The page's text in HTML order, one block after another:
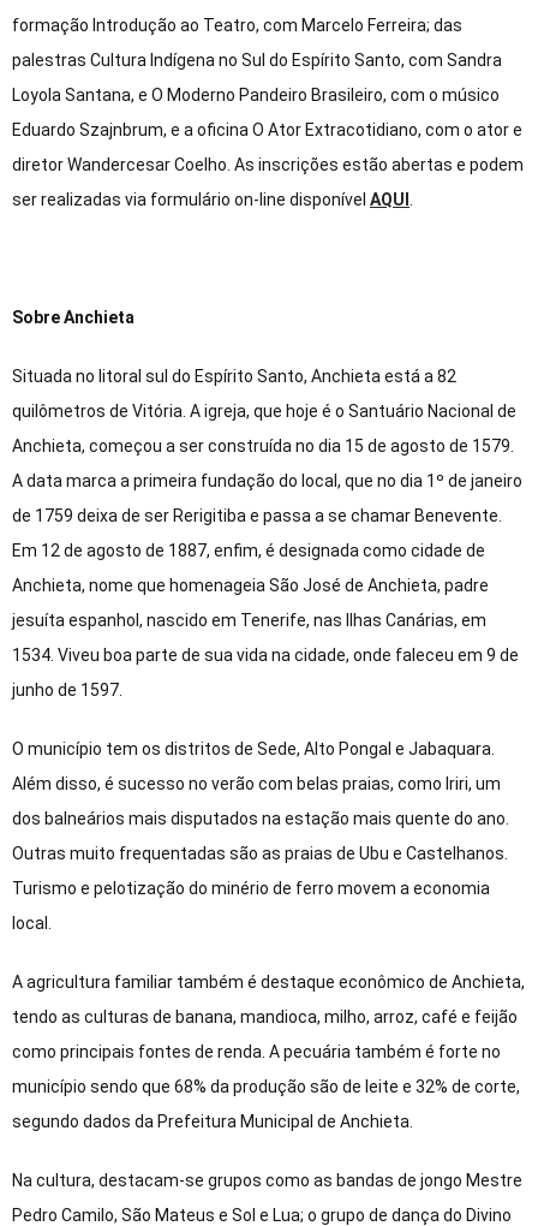
formação Introdução ao Teatro, com Marcelo Ferreira; das
palestras Cultura Indígena no Sul do Espírito Santo, com Sandra
Loyola Santana, e O Moderno Pandeiro Brasileiro, com o músico
Eduardo Szajnbrum, e a oficina O Ator Extracotidiano, com o ator e
diretor Wandercesar Coelho. As inscrições estão abertas e podem
ser realizadas via formulário on-line disponível AQUI
Sobre Anchieta
Situada no litoral sul do Espírito Santo, Anchieta está a 82
quilômetros de Vitória. A igreja, que hoje é o Santuário Nacional de
Anchieta, começou a ser construída no dia 15 de agosto de 1579.
A data marca a primeira fundação do local, que no dia 1º de janeiro
de 1759 deixa de ser Rerigitiba e passa a se chamar Benevente.
Em 12 de agosto de 1887, enfim, é designada como cidade de
Anchieta, nome que homenageia São José de Anchieta, padre
jesuíta espanhol, nascido em Tenerife, nas Ilhas Canárias, em
1534. Viveu boa parte de sua vida na cidade, onde faleceu em 9 de
junho de 1597.
O município tem os distritos de Sede, Alto Pongal e Jabaquara.
Além disso, é sucesso no verão com belas praias, como Iriri, um
dos balneários mais disputados na estação mais quente do ano.
Outras muito frequentadas são as praias de Ubu e Castelhanos.
Turismo e pelotização do minério de ferro movem a economia
local.
A agricultura familiar também é destaque econômico de Anchieta,
tendo as culturas de banana, mandioca, milho, arroz, café e feijão
como principais fontes de renda. A pecuária também é forte no
município sendo que 68% da produção são de leite e 32% de corte,
segundo dados da Prefeitura Municipal de Anchieta.
Na cultura, destacam-se grupos como as bandas de jongo Mestre
Pedro Camilo, São Mateus e Sol e Lua; o grupo de dança do Divino